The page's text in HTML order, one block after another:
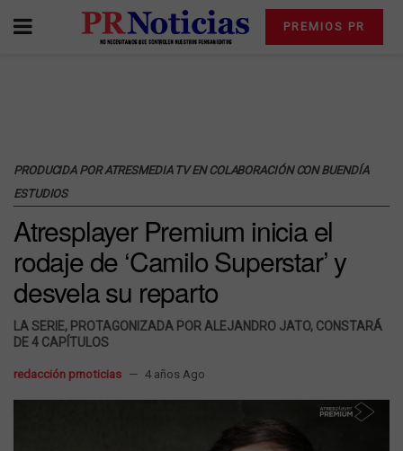
PREMIOS PR
PRODUCIDA POR ATRESMEDIA TV EN COLABORACIÓN CON BUENDÍA
ESTUDIOS
Atresplayer Premium inicia el
rodaje de ‘Camilo Superstar’ y
desvela su reparto
LA SERIE, PROTAGONIZADA POR ALEJANDRO JATO, CONSTARÁ
DE 4 CAPÍTULOS
redacción prnoticias 4 años Ago